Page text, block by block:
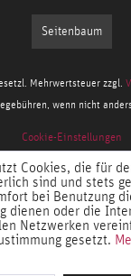
Seitenbaum
Mehrwertsteuer zzgl.
wenn nicht
Cookie-Einstellungen
Cookies, die für
sind und stets
bei Benutzung
dienen oder die
Netzwerken
gesetzt.